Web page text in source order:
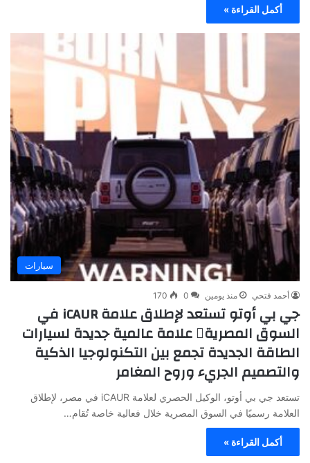
أكمل القراءة »
سيارات
أحمد فتحي منذ يومين 0
170
جي بي أوتو تستعد لإطلاق علامة iCAUR في
السوق المصرية علامة عالمية جديدة لسيارات
الطاقة الجديدة تجمع بين التكنولوجيا الذكية
والتصميم الجريء وروح المغامر
تستعد جي بي أوتو، الوكيل الحصري لعلامة iCAUR في مصر، لإطلاق
العلامة رسميًا في السوق المصرية خلال فعالية خاصة تُقام…
أكمل القراءة »